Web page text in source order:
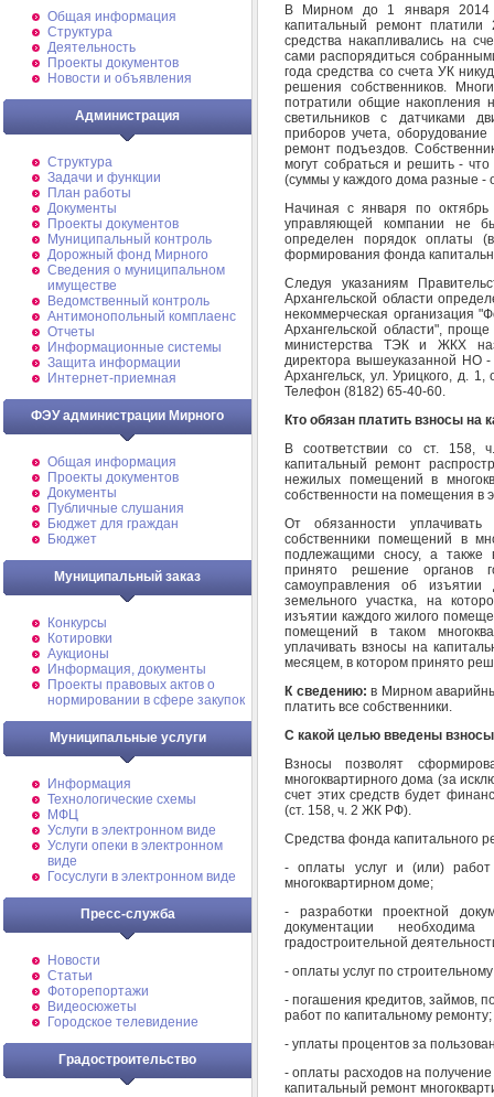
Общая информация
Структура
Деятельность
Проекты документов
Новости и объявления
Администрация
Структура
Задачи и функции
План работы
Документы
Проекты документов
Муниципальный контроль
Дорожный фонд Мирного
Cведения о муниципальном
имуществе
Ведомственный контроль
Антимонопольный комплаенс
Отчеты
Информационные системы
Защита информации
Интернет-приемная
ФЭУ администрации Мирного
Общая информация
Проекты документов
Документы
Публичные слушания
Бюджет для граждан
Бюджет
Муниципальный заказ
Конкурсы
Котировки
Аукционы
Информация, документы
Проекты правовых актов о
нормировании в сфере закупок
Муниципальные услуги
Информация
Технологические схемы
МФЦ
Услуги в электронном виде
Услуги опеки в электронном
виде
Госуслуги в электронном виде
Пресс-служба
Новости
Статьи
Фоторепортажи
Видеосюжеты
Городское телевидение
Градостроительство
В Мирном до 1 января 2014
капитальный ремонт
средства накапливались на
сами распорядиться
года средства со счета УК
решения собственников.
потратили общие накопления
светильников с датчиками
приборов учета,
ремонт подъездов.
могут собраться и решить -
(суммы у каждого дома разные -
Начиная с января по
управляющей компании не
определен порядок оплаты
формирования фонда
Следуя указаниям
Архангельской области
некоммерческая организация
Архангельской области",
министерства ТЭК и ЖКХ
директора вышеуказанной НО
Архангельск, ул. Урицкого, д.
Телефон (8182) 65-40-60.
Кто обязан платить взносы на
В соответствии со ст. 158,
капитальный ремонт
нежилых помещений в
собственности на помещения в
От обязанности
собственники помещений в
подлежащими сносу, а также
принято решение органов
самоуправления об изъятии
земельного участка, на
изъятии каждого жилого
помещений в таком
уплачивать взносы на
месяцем, в котором принято
К сведению: в Мирном
платить все собственники.
С какой целью введены
Взносы позволят
многоквартирного дома (за
счет этих средств будет
(ст. 158, ч. 2 ЖК РФ).
Средства фонда капитального
- оплаты услуг и (или)
многоквартирном доме;
- разработки проектной
документации
градостроительной
- оплаты услуг по
- погашения кредитов, займов,
работ по капитальному ремонту;
- уплаты процентов за
- оплаты расходов на
капитальный ремонт